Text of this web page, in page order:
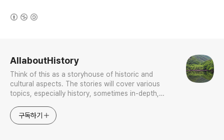
AllaboutHistory
Think of this as a storyhouse of historic and
cultural aspects. The stories will cover various
topics, especially history, sometimes in-depth,
approach will be to resist any common sense or
generalized viewpoint
구독하기